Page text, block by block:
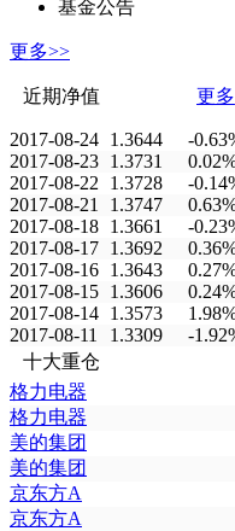
基金公告
更多>>
近期净值 更多
2017-08-24 1.3644
-
2017-08-23 1.3731
2017-08-22
1.3728
-
2017-08-21
1.3747
2017-08-18 1.3661
-
2017-08-17 1.3692
2017-08-16 1.3643
2017-08-15 1.3606
2017-08-14 1.3573
2017-08-11
1.3309
-
十大重仓
格力电器
格力电器
美的集团
美的集团
京东方A
京东方A